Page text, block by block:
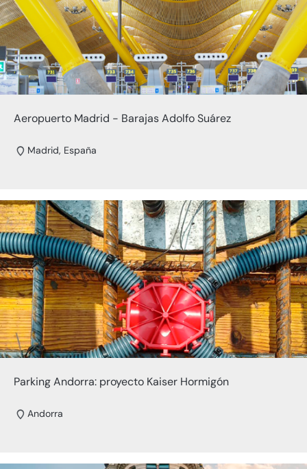
Aeropuerto Madrid - Barajas Adolfo Suárez
Madrid, España
Parking Andorra: proyecto Kaiser Hormigón
Andorra